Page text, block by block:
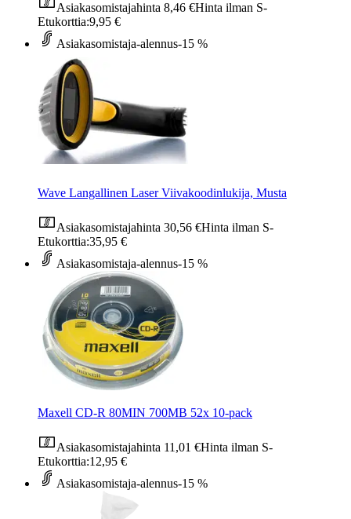
Asiakasomistajahinta 8,46 €Hinta ilman S-
Etukorttia:9,95 €
Asiakasomistaja-alennus-15 %
Wave Langallinen Laser Viivakoodinlukija, Musta
Asiakasomistajahinta 30,56 €Hinta ilman S-
Etukorttia:35,95 €
Asiakasomistaja-alennus-15 %
Maxell CD-R 80MIN 700MB 52x 10-pack
Asiakasomistajahinta 11,01 €Hinta ilman S-
Etukorttia:12,95 €
Asiakasomistaja-alennus-15 %